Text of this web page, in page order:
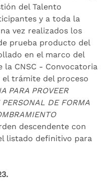
del Talento
y a toda la
vez realizados los
prueba producto del
en el marco del
la CNSC - Convocatoria
trámite del proceso
PARA PROVEER
DE FORMA
descendente con
listado definitivo para